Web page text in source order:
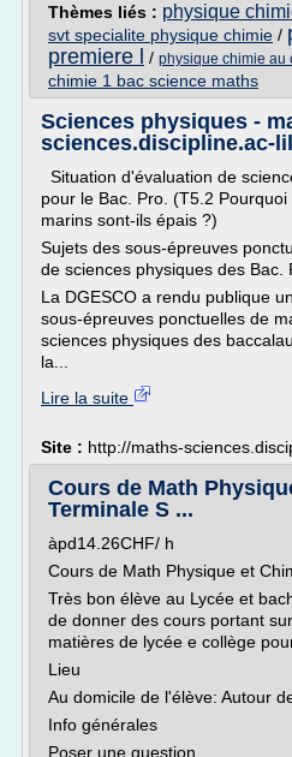
Thèmes liés : physique
svt specialite physique chimie /
premiere l
/ physique chimie au
chimie 1 bac science maths
Sciences physiques -
sciences.discipline.ac-
Situation d'évaluation de
pour le Bac. Pro. (T5.2
marins sont-ils épais ?)
Sujets des sous-épreuves
de sciences physiques des Bac.
La DGESCO a rendu publique
sous-épreuves ponctuelles de
sciences physiques des
la...
Lire la suite
Site : http://maths-
Cours de Math
Terminale S ...
àpd14.26CHF/ h
Cours de Math Physique et
Très bon élève au Lycée et
de donner des cours portant
matières de lycée e collège
Lieu
Au domicile de l'élève: Autour
Info générales
Poser une question